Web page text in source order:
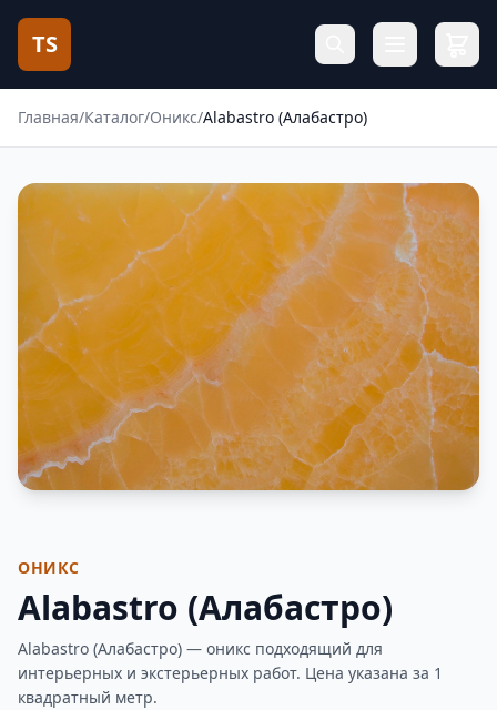
TS
Главная/Каталог/Оникс/Alabastro (Алабастро)
ОНИКС
Alabastro (Алабастро)
Alabastro (Алабастро) — оникс подходящий для
интерьерных и экстерьерных работ. Цена указана за 1
квадратный метр.